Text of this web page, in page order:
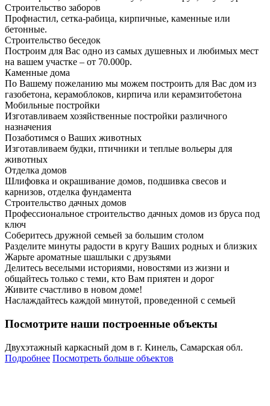
Строительство заборов
Профнастил, сетка-рабица, кирпичные, каменные или
бетонные.
Строительство беседок
Построим для Вас одно из самых душевных и любимых мест
на вашем участке – от 70.000р.
Каменные дома
По Вашему пожеланию мы можем построить для Вас дом из
газобетона, керамоблоков, кирпича или керамзитобетона
Мобильные постройки
Изготавливаем хозяйственные постройки различного
назначения
Позаботимся о Ваших животных
Изготавливаем будки, птичники и теплые вольеры для
животных
Отделка домов
Шлифовка и окрашивание домов, подшивка свесов и
карнизов, отделка фундамента
Строительство дачных домов
Профессиональное строительство дачных домов из бруса под
ключ
Соберитесь дружной семьей за большим столом
Разделите минуты радости в кругу Ваших родных и близких
Жарьте ароматные шашлыки с друзьями
Делитесь веселыми историями, новостями из жизни и
общайтесь только с теми, кто Вам приятен и дорог
Живите счастливо в новом доме!
Наслаждайтесь каждой минутой, проведенной с семьей
Посмотрите наши построенные объекты
Двухэтажный каркасный дом в г. Кинель, Самарская обл.
Подробнее Посмотреть больше объектов